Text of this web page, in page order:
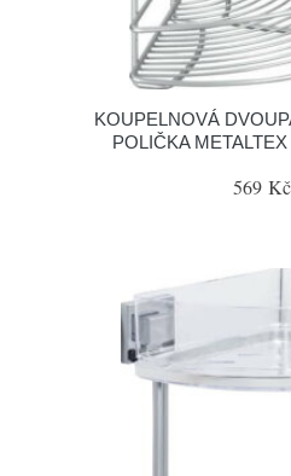
KOUPELNOVÁ
POLIČKA
569 Kč